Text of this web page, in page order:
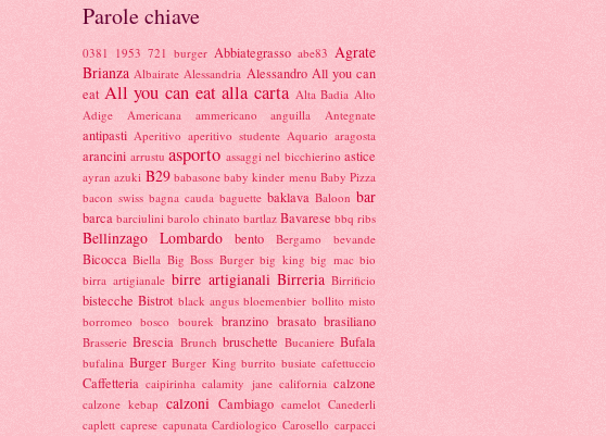
Parole chiave
0381 1953 721 burger Abbiategrasso abe83 Agrate
Brianza Albairate Alessandria Alessandro All you can
eat All you can eat alla carta Alta Badia Alto
Adige
Americana ammericano anguilla Antegnate
antipasti Aperitivo aperitivo studente Aquario aragosta
arancini arrustu asporto assaggi nel bicchierino astice
ayran azuki B29 babasone baby kinder menu Baby Pizza
bacon swiss bagna cauda baguette baklava Baloon bar
barca barciulini barolo chinato bartlaz Bavarese bbq ribs
Bellinzago Lombardo bento Bergamo bevande
Bicocca Biella Big Boss Burger big king big mac bio
birra artigianale birre artigianali Birreria Birrificio
bistecche Bistrot black angus bloemenbier bollito misto
borromeo bosco bourek branzino brasato brasiliano
Brasserie Brescia Brunch bruschette Bucaniere Bufala
bufalina Burger Burger King burrito busiate cafettuccio
Caffetteria caipirinha calamity jane california calzone
calzone kebap calzoni Cambiago camelot Canederli
caplett caprese capunata Cardiologico Carosello carpacci